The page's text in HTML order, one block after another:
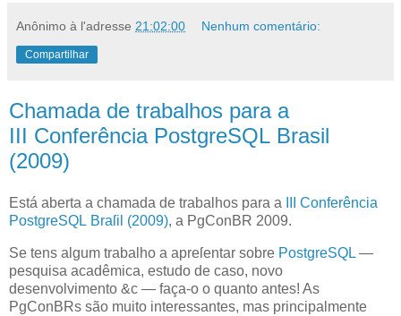
Anônimo à l'adresse 21:02:00 Nenhum comentário:
Compartilhar
Chamada de trabalhos para a
III Conferência PostgreSQL Brasil
(2009)
Está aberta a chamada de trabalhos para a
III Conferência
PostgreSQL Braſil (2009), a PgConBR 2009.
Se tens algum trabalho a apreſentar sobre PostgreSQL —
pesquisa acadêmica, estudo de caso, novo
desenvolvimento &c — faça-o o quanto antes! As
PgConBRs são muito interessantes, mas principalmente